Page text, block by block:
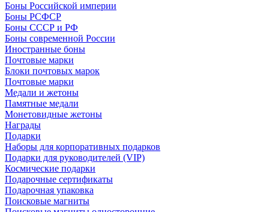
Боны Российской империи
Боны РСФСР
Боны СССР и РФ
Боны современной России
Иностранные боны
Почтовые марки
Блоки почтовых марок
Почтовые марки
Медали и жетоны
Памятные медали
Монетовидные жетоны
Награды
Подарки
Наборы для корпоративных подарков
Подарки для руководителей (VIP)
Космические подарки
Подарочные сертификаты
Подарочная упаковка
Поисковые магниты